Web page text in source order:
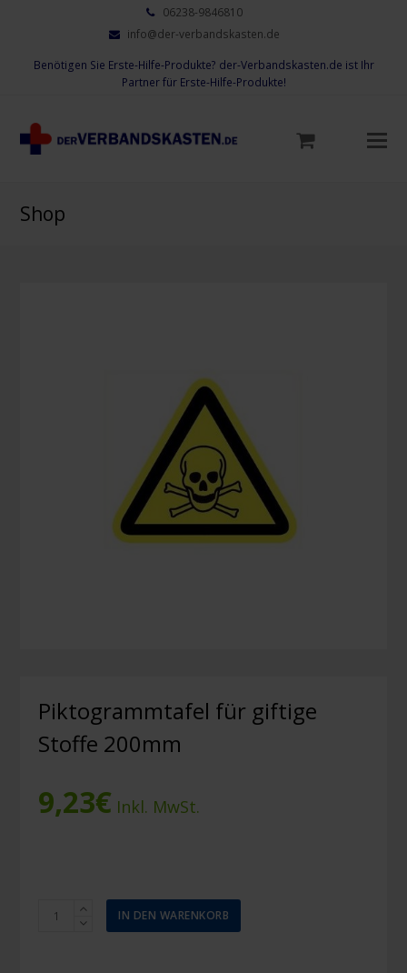
06238-9846810
info@der-verbandskasten.de
Benötigen Sie Erste-Hilfe-Produkte? der-Verbandskasten.de ist Ihr
Partner für Erste-Hilfe-Produkte!
Shop
Piktogrammtafel für giftige
Stoffe 200mm
9,23€ Inkl. MwSt.
PiktogrammtafelIN DEN WARENKORB